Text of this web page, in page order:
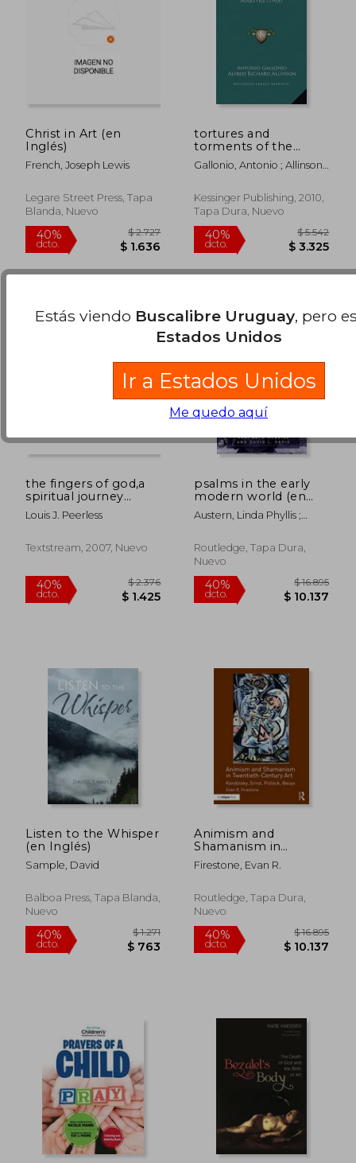
dcto. $ 8.467 dcto.
dcto. $ 2.458 dcto. $
Christ in Art (en
Inglés)
French, Joseph Lewis
Legare Street Press, Tapa
Blanda, Nuevo
40%
tortures and
torments of the
christian martyrs
(1903) (en Inglés)
Gallonio, Antonio ; Allinson,
Kessinger Publishing, 2010,
Tapa Dura, Nuevo
40%
the fingers of god,a
spiritual journey
through skies and
gardens; an exaltation
Louis J. Peerless
Textstream, 2007, Nuevo
psalms in the early
modern world (en
Inglés)
Austern, Linda Phyllis ;
Routledge, Tapa Dura,
Nuevo
Listen to the Whisper
(en Inglés)
Sample, David
Balboa Press, Tapa Blanda,
Nuevo
Animism and
Shamanism in
Twentieth-Century
Art: Kandinsky, Ernst,
Inglés)
Firestone, Evan R.
Routledge, Tapa Dura,
Nuevo
Estás viendo Buscalibre Uruguay, pero
Estados Unidos
Ir a Estados Unidos
Me quedo aquí